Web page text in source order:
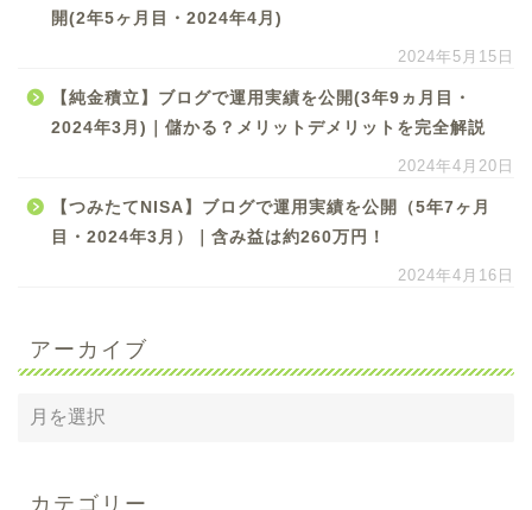
開(2年5ヶ月目・2024年4月)
2024年5月15日
【純金積立】ブログで運用実績を公開(3年9ヵ月目・
2024年3月)｜儲かる？メリットデメリットを完全解説
2024年4月20日
【つみたてNISA】ブログで運用実績を公開（5年7ヶ月
目・2024年3月）｜含み益は約260万円！
2024年4月16日
アーカイブ
カテゴリー